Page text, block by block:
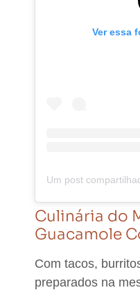
Ver essa
Culinária do
Guacamole
Com tacos,
preparados na